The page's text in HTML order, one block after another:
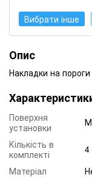
Вибрати інше
Опис
Накладки на
Поверхня
установки
Кількість в
комплекті
4
Матеріал